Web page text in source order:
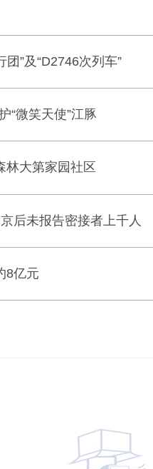
”及“D2746次列车”
“微笑天使”江豚
林大第家园社区
后未报告密接者上千人
8亿元